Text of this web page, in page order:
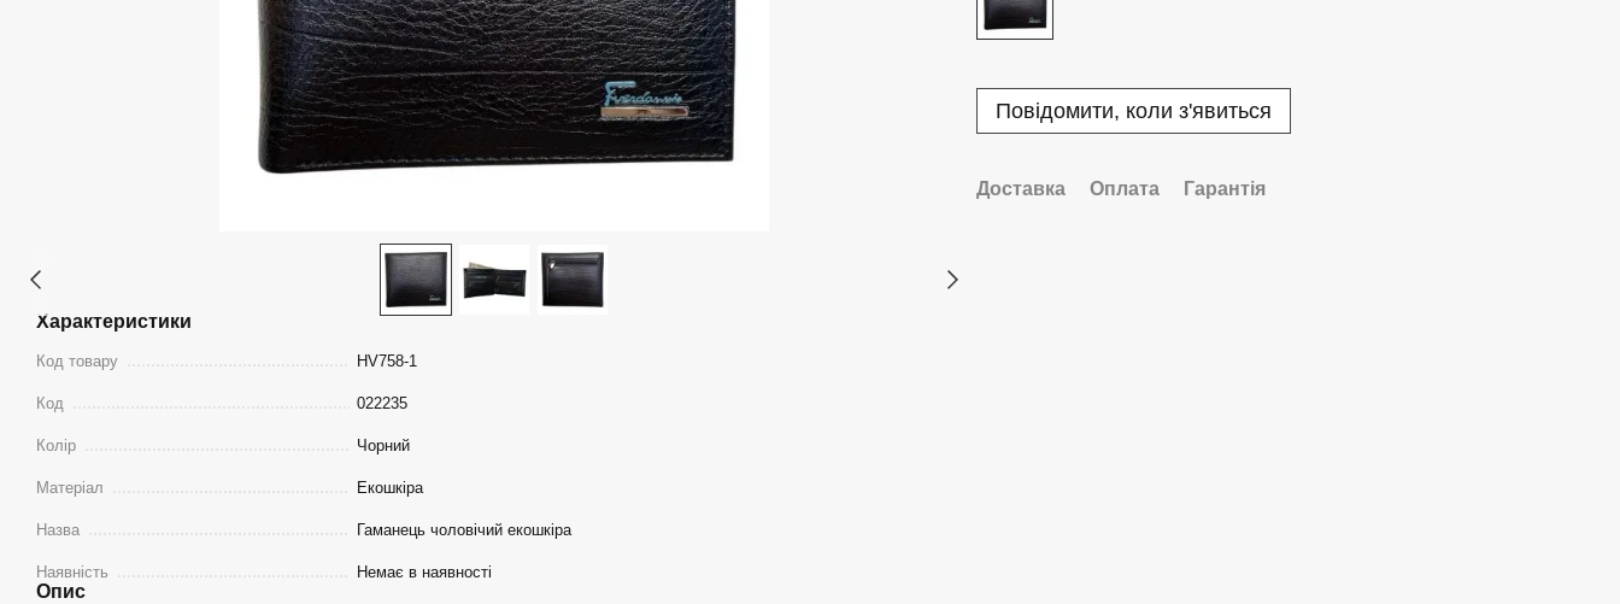
Характеристики
Код товару HV758-1
Код 022235
Колір Чорний
Матеріал Екошкіра
Назва Гаманець чоловічий екошкіра
Наявність Немає в наявності
Опис
Повідомити, коли з'явиться
Доставка Оплата Гарантія